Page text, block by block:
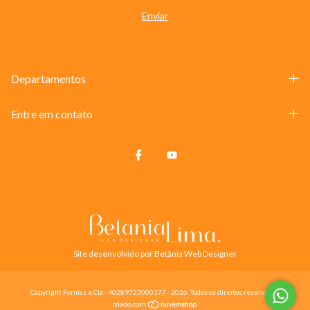
Departamentos
Entre em contato
Site desenvolvido por Betânia Web Designer
Copyright Formas e Cia - 40289723000177 - 2026. Todos os direitos reservados.